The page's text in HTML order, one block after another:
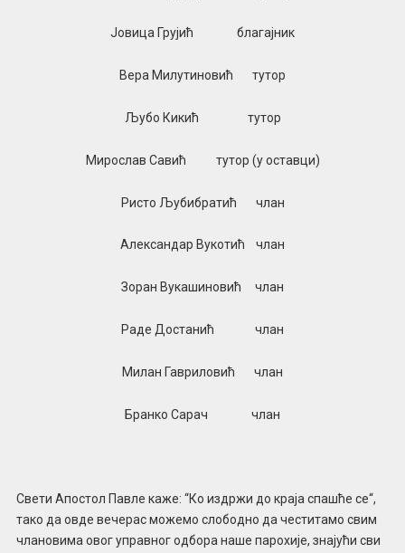
Јовица Грујић благајник
Вера Милутиновић тутор
Љубо Кикић тутор
Мирослав Савић тутор (у оставци)
Ристо Љубибратић члан
Александар Вукотић члан
Зоран Вукашиновић члан
Раде Достанић члан
Милан Гавриловић члан
Бранко Сарач члан
Свети Апостол Павле каже: “Ко издржи до краја спашће се“,
тако да овде вечерас можемо слободно да честитамо свим
члановима овог управног одбора наше парохије, знајући сви